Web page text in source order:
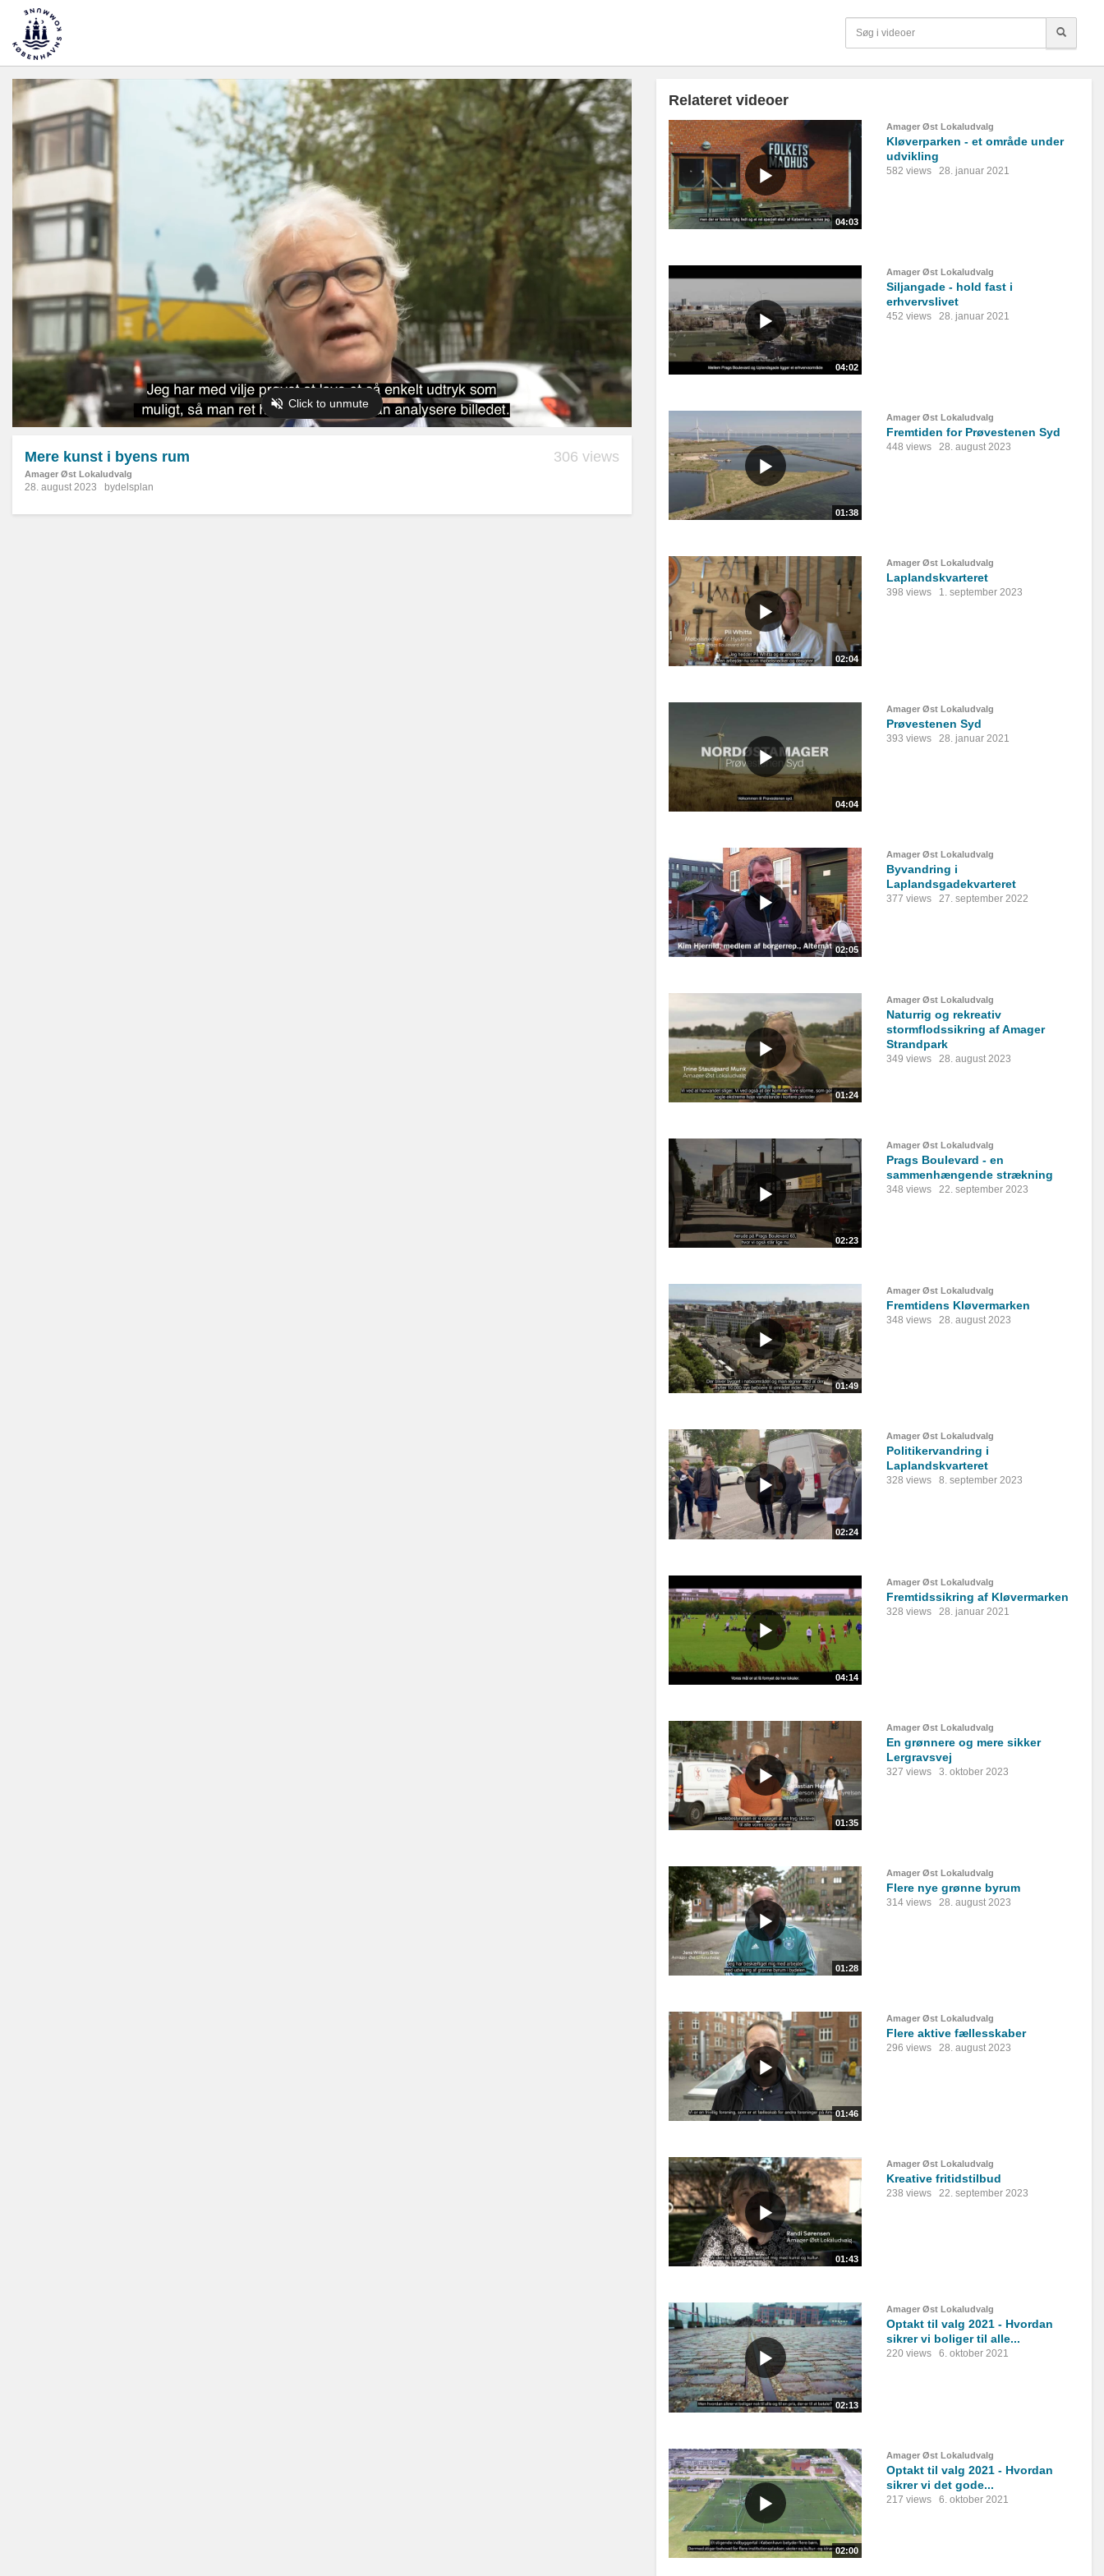
Mere kunst i byens rum
Amager Øst Lokaludvalg
306 views
28. august 2023 bydelsplan
Relateret videoer
04:03
Amager Øst Lokaludvalg
Kløverparken - et område under
udvikling
582 views 28. januar 2021
04:02
Amager Øst Lokaludvalg
Siljangade - hold fast i
erhvervslivet
452 views 28. januar 2021
01:38
Amager Øst Lokaludvalg
Fremtiden for Prøvestenen Syd
448 views 28. august 2023
02:04
Amager Øst Lokaludvalg
Laplandskvarteret
398 views 1. september 2023
04:04
Amager Øst Lokaludvalg
Prøvestenen Syd
393 views 28. januar 2021
02:05
Amager Øst Lokaludvalg
Byvandring i
Laplandsgadekvarteret
377 views 27. september 2022
01:24
Amager Øst Lokaludvalg
Naturrig og rekreativ
stormflodssikring af Amager
Strandpark
349 views 28. august 2023
02:23
Amager Øst Lokaludvalg
Prags Boulevard - en
sammenhængende strækning
348 views 22. september 2023
01:49
Amager Øst Lokaludvalg
Fremtidens Kløvermarken
348 views 28. august 2023
02:24
Amager Øst Lokaludvalg
Politikervandring i
Laplandskvarteret
328 views 8. september 2023
04:14
Amager Øst Lokaludvalg
Fremtidssikring af Kløvermarken
328 views 28. januar 2021
01:35
Amager Øst Lokaludvalg
En grønnere og mere sikker
Lergravsvej
327 views 3. oktober 2023
01:28
Amager Øst Lokaludvalg
Flere nye grønne byrum
314 views 28. august 2023
01:46
Amager Øst Lokaludvalg
Flere aktive fællesskaber
296 views 28. august 2023
01:43
Amager Øst Lokaludvalg
Kreative fritidstilbud
238 views 22. september 2023
02:13
Amager Øst Lokaludvalg
Optakt til valg 2021 - Hvordan
sikrer vi boliger til alle...
220 views 6. oktober 2021
02:00
Amager Øst Lokaludvalg
Optakt til valg 2021 - Hvordan
sikrer vi det gode...
217 views 6. oktober 2021